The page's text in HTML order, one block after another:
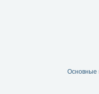
Основные